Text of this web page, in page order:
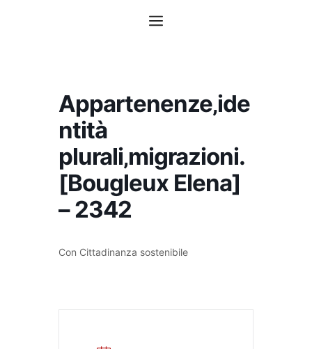
Menu
Appartenenze‚ide
ntità
plurali‚migrazioni.
[Bougleux Elena]
– 2342
Con Cittadinanza sostenibile